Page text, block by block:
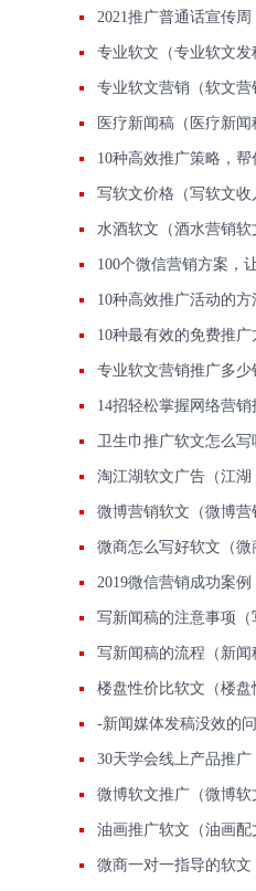
2021推广普通话宣传周
专业软文（专业软文发
专业软文营销（软文营
医疗新闻稿（医疗新闻
10种高效推广策略，帮
写软文价格（写软文收
水酒软文（酒水营销软
100个微信营销方案，
10种高效推广活动的方
10种最有效的免费推广
专业软文营销推广多少
14招轻松掌握网络营销
淘江湖软文广告（江湖
微博营销软文（微博营
微商怎么写好软文（微
2019微信营销成功案
写新闻稿的流程（新闻
楼盘性价比软文（楼盘
-新闻媒体发稿没效的
30天学会线上产品推广
微博软文推广（微博软
油画推广软文（油画配